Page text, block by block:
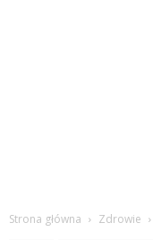
Strona główna Zdrowie